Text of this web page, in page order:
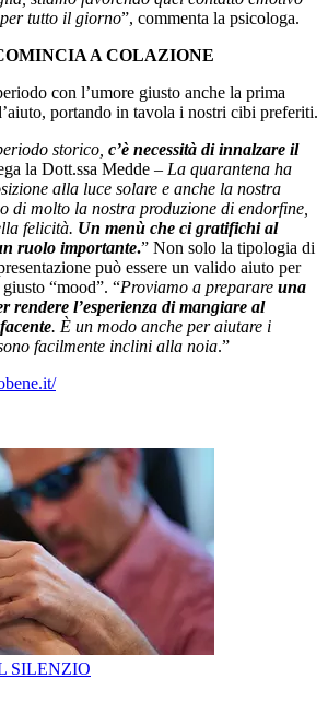
tutto il giorno”, commenta la psicologa.
A COLAZIONE
con l’umore giusto anche la prima
portando in tavola i nostri cibi preferiti.
storico, c’è necessità di innalzare il
la Dott.ssa Medde – La quarantena ha
alla luce solare e anche la nostra
di molto la nostra produzione di endorfine,
felicità. Un menù che ci gratifichi al
ruolo importante.” Non solo la tipologia di
può essere un valido aiuto per
“mood”. “Proviamo a preparare una
rendere l’esperienza di mangiare al
. È un modo anche per aiutare i
facilmente inclini alla noia.”
SILENZIO